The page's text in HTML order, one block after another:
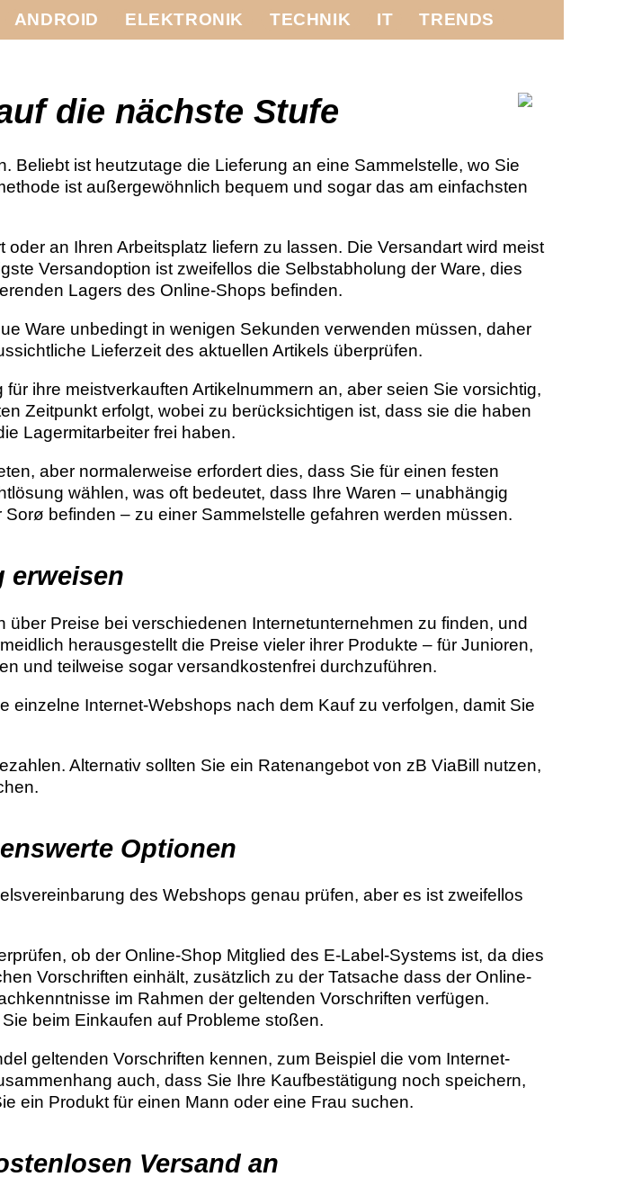
ANDROID ELEKTRONIK TECHNIK IT TRENDS
die nächste Stufe
Beliebt ist heutzutage die Lieferung an eine Sammelstelle, wo Sie
ist außergewöhnlich bequem und sogar das am einfachsten
an Ihren Arbeitsplatz liefern zu lassen. Die Versandart wird meist
Versandoption ist zweifellos die Selbstabholung der Ware, dies
Lagers des Online-Shops befinden.
Ware unbedingt in wenigen Sekunden verwenden müssen, daher
Lieferzeit des aktuellen Artikels überprüfen.
ihre meistverkauften Artikelnummern an, aber seien Sie vorsichtig,
Zeitpunkt erfolgt, wobei zu berücksichtigen ist, dass sie die haben
Lagermitarbeiter frei haben.
aber normalerweise erfordert dies, dass Sie für einen festen
wählen, was oft bedeutet, dass Ihre Waren – unabhängig
befinden – zu einer Sammelstelle gefahren werden müssen.
erweisen
Preise bei verschiedenen Internetunternehmen zu finden, und
herausgestellt die Preise vieler ihrer Produkte – für Junioren,
und teilweise sogar versandkostenfrei durchzuführen.
Internet-Webshops nach dem Kauf zu verfolgen, damit Sie
Alternativ sollten Sie ein Ratenangebot von zB ViaBill nutzen,
Optionen
des Webshops genau prüfen, aber es ist zweifellos
ob der Online-Shop Mitglied des E-Label-Systems ist, da dies
Vorschriften einhält, zusätzlich zu der Tatsache dass der Online-
im Rahmen der geltenden Vorschriften verfügen.
beim Einkaufen auf Probleme stoßen.
geltenden Vorschriften kennen, zum Beispiel die vom Internet-
auch, dass Sie Ihre Kaufbestätigung noch speichern,
ein Produkt für einen Mann oder eine Frau suchen.
Versand an